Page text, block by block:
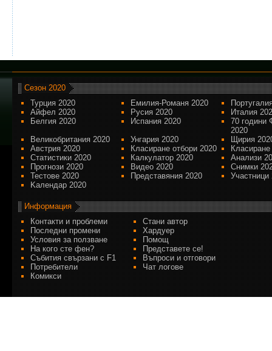
Сезон 2020
Турция 2020
Емилия-Романя 2020
Айфел 2020
Русия 2020
Италия
Белгия 2020
Испания 2020
70 години
2020
Великобритания 2020
Унгария 2020
Щирия
Австрия 2020
Класиране отбори 2020
Статистики 2020
Калкулатор 2020
Анализи
Прогнози 2020
Видео 2020
Снимки
Тестове 2020
Представяния 2020
Участници
Kалендар 2020
Информация
Контакти и проблеми
Стани автор
Последни промени
Хардуер
Условия за ползване
Помощ
На кого сте фен?
Представете се!
Събития свързани с F1
Въпроси и отговори
Потребители
Чат логове
Комикси